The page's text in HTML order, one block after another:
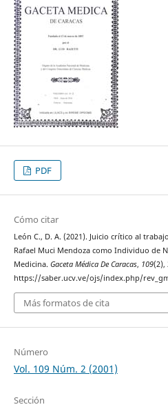
PDF
Cómo citar
León C., D. A. (2021). Juicio crítico al
Rafael Muci Mendoza como Individuo de
Medicina. Gaceta Médica De Caracas, 109(2),
https://saber.ucv.ve/ojs/index.php/
Más formatos de cita
Número
Vol. 109 Núm. 2 (2001)
Sección